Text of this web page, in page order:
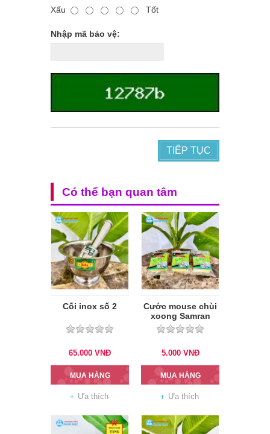
Xấu Tốt
Nhập mã bảo vệ:
TIẾP TỤC
Có thể bạn quan tâm
Cối inox số 2
65.000 VNĐ
MUA HÀNG
Ưa thích
Cước mouse chùi
xoong Samran
5.000 VNĐ
MUA HÀNG
Ưa thích